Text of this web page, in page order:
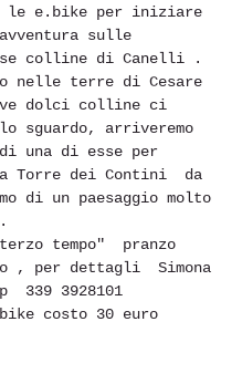
e.bike per iniziare
sulle
colline di Canelli .
nelle terre di Cesare
dolci colline ci
sguardo, arriveremo
una di esse per
Torre dei Contini  da
di un paesaggio molto
tempo"  pranzo
, per dettagli  Simona
339 3928101
costo 30 euro